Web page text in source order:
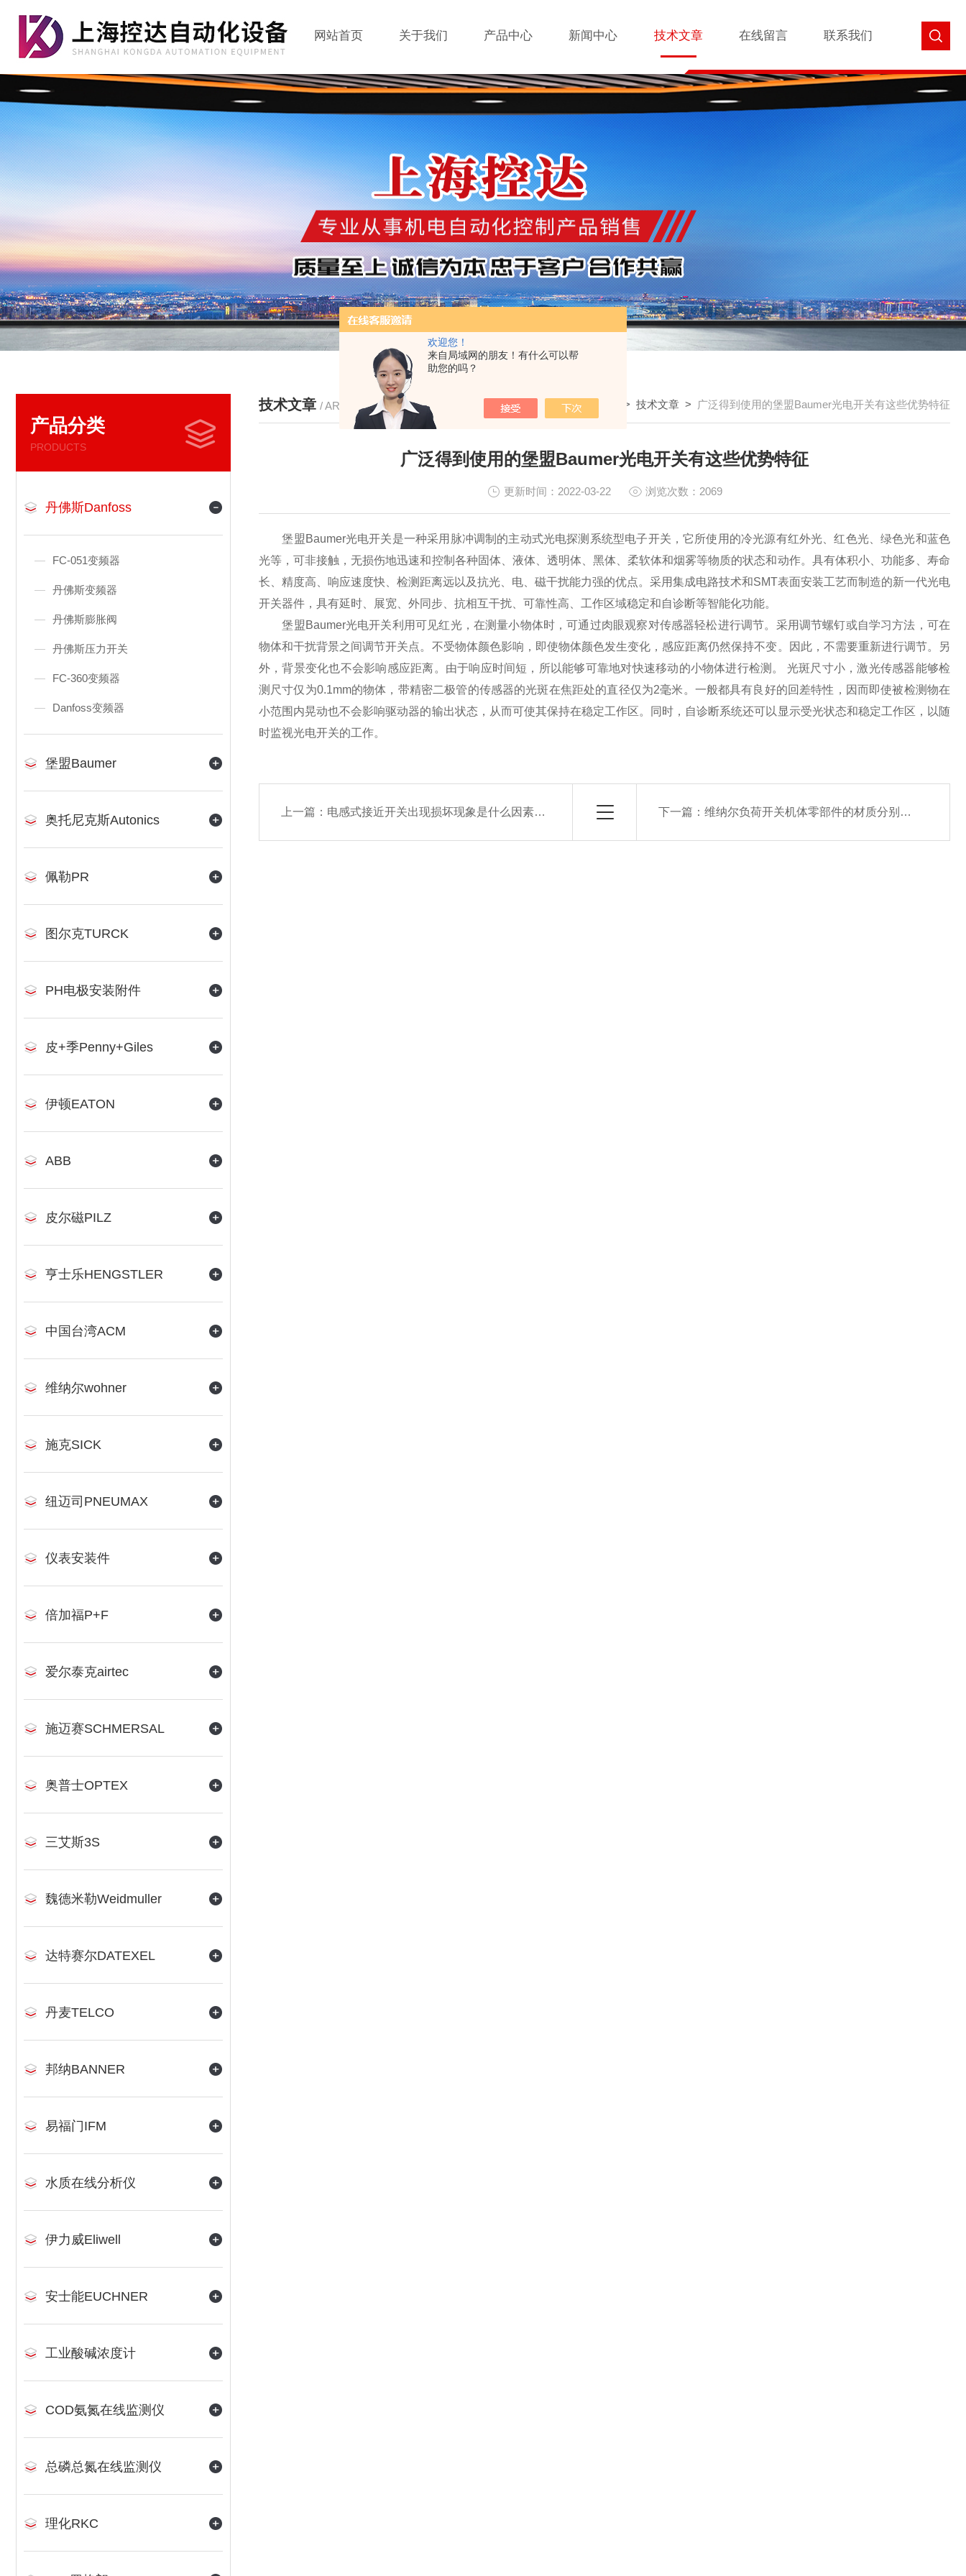
欢迎您！
来自局域网的朋友！有什么可以帮
助您的吗？
网站首页 关于我们 产品中心 新闻中心 技术文章 在线留言 联系我们
产品分类
PRODUCTS
丹佛斯Danfoss
FC-051变频器
丹佛斯变频器
丹佛斯膨胀阀
丹佛斯压力开关
FC-360变频器
Danfoss变频器
堡盟Baumer
奥托尼克斯Autonics
佩勒PR
图尔克TURCK
PH电极安装附件
皮+季Penny+Giles
伊顿EATON
ABB
皮尔磁PILZ
亨士乐HENGSTLER
中国台湾ACM
维纳尔wohner
施克SICK
纽迈司PNEUMAX
仪表安装件
倍加福P+F
爱尔泰克airtec
施迈赛SCHMERSAL
奥普士OPTEX
三艾斯3S
魏德米勒Weidmuller
达特赛尔DATEXEL
丹麦TELCO
邦纳BANNER
易福门IFM
水质在线分析仪
伊力威Eliwell
安士能EUCHNER
工业酸碱浓度计
COD氨氮在线监测仪
总磷总氮在线监测仪
理化RKC
技术文章 / ARTICLE 我的位置： > 技术文章 > 广泛得到使用的堡盟Baumer光电开关有这些优势特征
广泛得到使用的堡盟Baumer光电开关有这些优势特征
更新时间：2022-03-22 浏览次数：2069
堡盟Baumer光电开关是一种采用脉冲调制的主动式光电探测系统型电子开关，它所使用的冷光源有红外光、红色光、绿色光和蓝色
光等，可非接触，无损伤地迅速和控制各种固体、液体、透明体、黑体、柔软体和烟雾等物质的状态和动作。具有体积小、功能多、寿命
长、精度高、响应速度快、检测距离远以及抗光、电、磁干扰能力强的优点。采用集成电路技术和SMT表面安装工艺而制造的新一代光电
开关器件，具有延时、展宽、外同步、抗相互干扰、可靠性高、工作区域稳定和自诊断等智能化功能。
堡盟Baumer光电开关利用可见红光，在测量小物体时，可通过肉眼观察对传感器轻松进行调节。采用调节螺钉或自学习方法，可在
物体和干扰背景之间调节开关点。不受物体颜色影响，即使物体颜色发生变化，感应距离仍然保持不变。因此，不需要重新进行调节。另
外，背景变化也不会影响感应距离。由于响应时间短，所以能够可靠地对快速移动的小物体进行检测。 光斑尺寸小，激光传感器能够检
测尺寸仅为0.1mm的物体，带精密二极管的传感器的光斑在焦距处的直径仅为2毫米。一般都具有良好的回差特性，因而即使被检测物在
小范围内晃动也不会影响驱动器的输出状态，从而可使其保持在稳定工作区。同时，自诊断系统还可以显示受光状态和稳定工作区，以随
时监视光电开关的工作。
上一篇： 电感式接近开关出现损坏现象是什么因素造成的 下一篇： 维纳尔负荷开关机体零部件的材质分别是什么呢